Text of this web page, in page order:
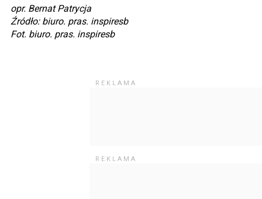
opr. Bernat Patrycja
Źródło: biuro. pras. inspiresb
Fot. biuro. pras. inspiresb